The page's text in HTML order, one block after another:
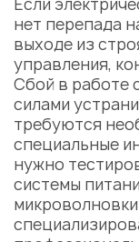
нет перепада
выходе из
управления,
Сбой в работе
силами
требуются
специальные
нужно
системы